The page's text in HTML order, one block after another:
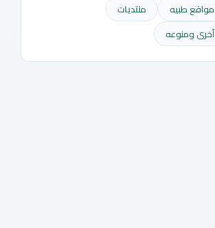
مواقع طبيه
منتديات
أخرى ومنوعه